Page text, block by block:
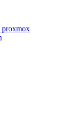
proxmox